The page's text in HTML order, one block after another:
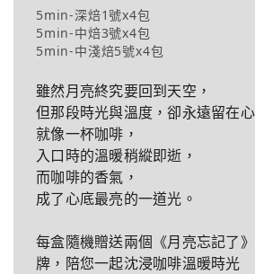
5min-深焙1號x4包
5min-中焙3號x4包
5min-中淺焙5號x4包
雖然月亮終究要回到天空，
但那段時光與溫度，卻永遠留在心
就像一杯咖啡，
入口時的溫暖稍縱即逝，
而咖啡的香氣，
成了心底最亮的一道光。
每盒隨機贈送兩個《月亮忘記了
牌，陪您一起沈浸咖啡溫暖時光